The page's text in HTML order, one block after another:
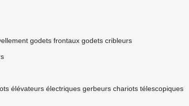
godets frontaux godets cribleurs
élévateurs électriques gerbeurs chariots télescopiques